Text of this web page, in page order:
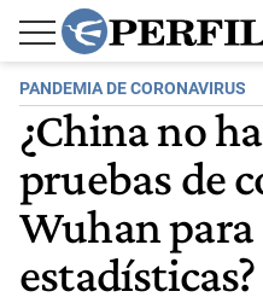
PANDEMIA DE CORONAVIRUS
¿China no
pruebas de
Wuhan
estadísticas?